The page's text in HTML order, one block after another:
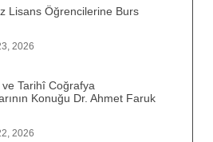
Lisans Öğrencilerine Burs
2026
ve Tarihî Coğrafya
Konuğu Dr. Ahmet Faruk
2026